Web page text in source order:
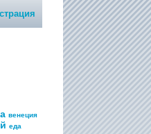
венеция
еда